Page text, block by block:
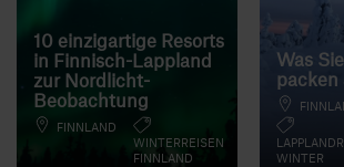
10 einzigartige Resorts
in Finnisch-Lappland
zur Nordlicht-
Beobachtung
FINNLAND
WINTERREISEN
FINNLAND
Was
packen
WINTER